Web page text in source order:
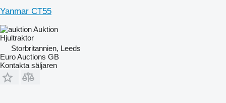
Yanmar CT55
Auktion
Hjultraktor
Storbritannien, Leeds
Euro Auctions GB
Kontakta säljaren